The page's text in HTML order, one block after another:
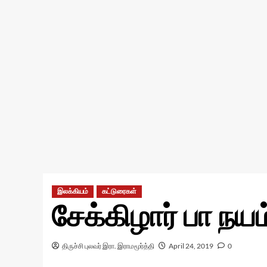
இலக்கியம் கட்டுரைகள்
சேக்கிழார் பா
திருச்சி புலவர் இரா. இராமமூர்த்தி April 24, 2019 0